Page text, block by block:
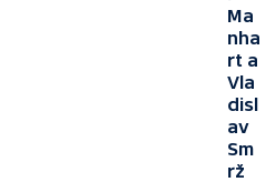
Ma
nha
rt a
Vla
disl
av
Sm
rž